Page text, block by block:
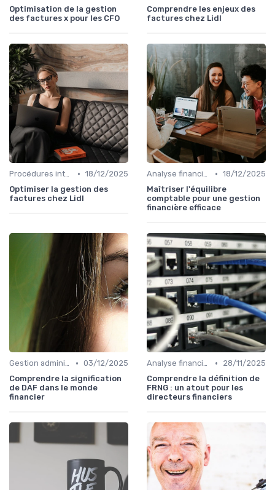
Optimisation de la gestion
des factures x pour les CFO
Comprendre les enjeux des
factures chez Lidl
Procédures internes • 18/12/2025
Optimiser la gestion des
factures chez Lidl
Analyse financière • 18/12/2025
Maîtriser l'équilibre
comptable pour une gestion
financière efficace
Gestion administrative • 03/12/2025
Comprendre la signification
de DAF dans le monde
financier
Analyse financière •
28/11/2025
Comprendre la définition de
FRNG : un atout pour les
directeurs financiers